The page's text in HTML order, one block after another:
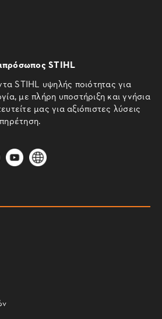
STIHL
STIHL υψηλής ποιότητας για
με πλήρη υποστήριξη και γνήσια
μας για αξιόπιστες λύσεις